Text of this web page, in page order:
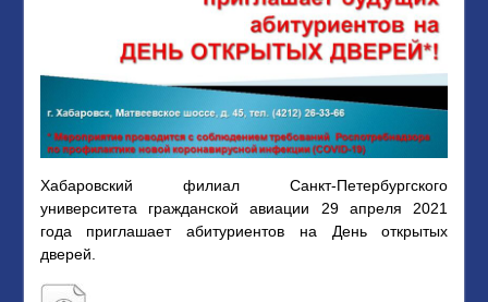
Хабаровский филиал Санкт-Петербургского
университета гражданской авиации 29 апреля 2021
года приглашает абитуриентов на День открытых
дверей.